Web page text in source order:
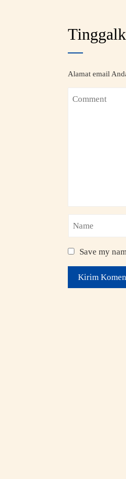
Alamat email
Save my